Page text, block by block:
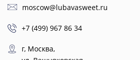
moscow@lubavasweet.ru
+7 (499) 967 86 34
г, Москва,